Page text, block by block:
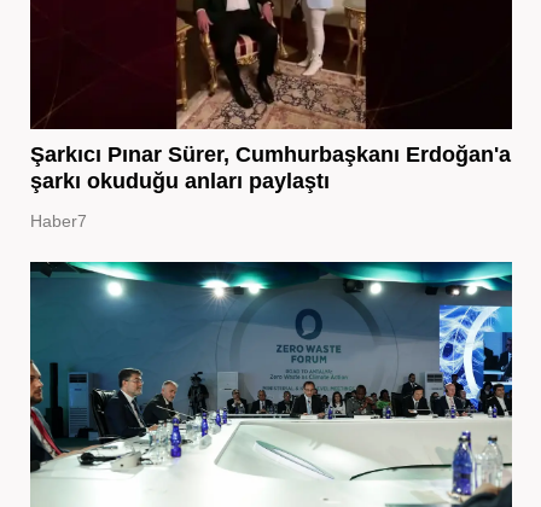
Şarkıcı Pınar Sürer, Cumhurbaşkanı Erdoğan'a
şarkı okuduğu anları paylaştı
Haber7